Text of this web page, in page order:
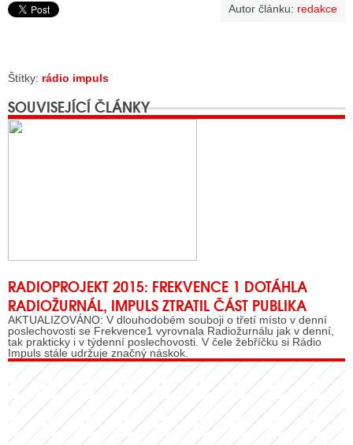
Autor článku: redakce
Štítky: rádio impuls
SOUVISEJÍCÍ ČLÁNKY
RADIOPROJEKT 2015: FREKVENCE 1 DOTÁHLA
RADIOŽURNÁL, IMPULS ZTRATIL ČÁST PUBLIKA
AKTUALIZOVÁNO: V dlouhodobém souboji o třetí místo v denní
poslechovosti se Frekvence1 vyrovnala Radiožurnálu jak v denní,
tak prakticky i v týdenní poslechovosti. V čele žebříčku si Rádio
Impuls stále udržuje značný náskok.